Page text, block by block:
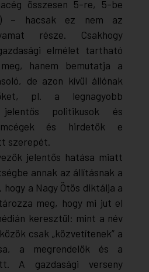
összesen 5-re, 5-be
– hacsak ez nem az
része. Csakhogy
elmélet tartható
hanem bemutatja a
de azon kívül állónak
pl. a legnagyobb
jelentős politikusok és
és hirdetők e
szerepét.
jelentős hatása miatt
annak az állításnak a
a Nagy Ötös diktálja a
meg, hogy mi jut el
keresztül: mint a név
csak „közvetítenek” a
a megrendelők és a
A gazdasági verseny